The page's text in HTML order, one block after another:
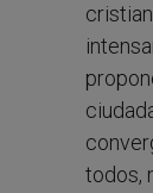
todos,